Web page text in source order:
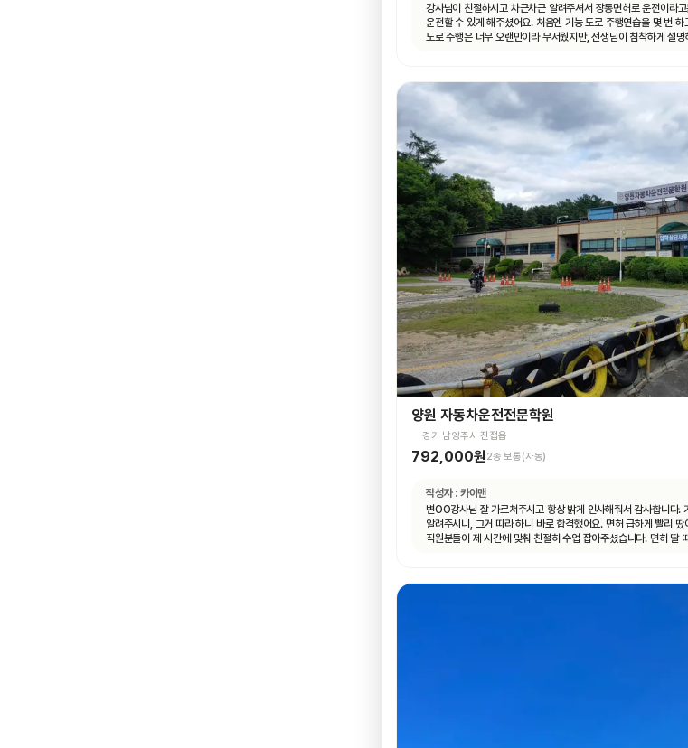
강사님이 친절하시고 차근차근 알려주셔서 장롱면허로 운전이라
운전할 수 있게 해주셨어요. 처음엔 기능 도로 주행연습을 몇 번 하
도로 주행은 너무 오랜만이라 무서웠지만, 선생님이 침착하게 설
양원 자동차운전전문학원
경기 남양주시 진접읍
792,000원2종 보통(자동)
작성자 : 카이맨
변OO강사님 잘 가르쳐주시고 항상 밝게 인사해줘서 감사합니다.
알려주시니, 그거 따라 하니 바로 합격했어요. 면허 급하게 빨리 땄어야 하는데, 데스크
직원분들이 제 시간에 맞춰 친절히 수업 잡아주셨습니다. 면허 딸